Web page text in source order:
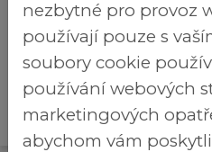
Brezineves.cz >
Kultura
a volný
čas
nezbytné pro provoz
používají pouze s
soubory cookie
používání webových
marketingových
abychom vám